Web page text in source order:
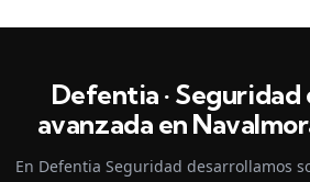
Defentia ·
avanzada en
En Defentia Seguridad desarrollamos